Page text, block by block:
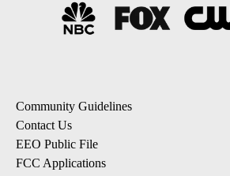
Community Guidelines
Contact Us
EEO Public File
FCC Applications